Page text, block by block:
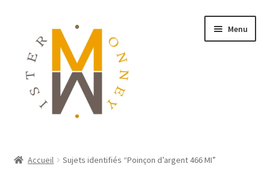
Menu
Accueil Sujets identifiés “Poinçon d’argent 466 MI”